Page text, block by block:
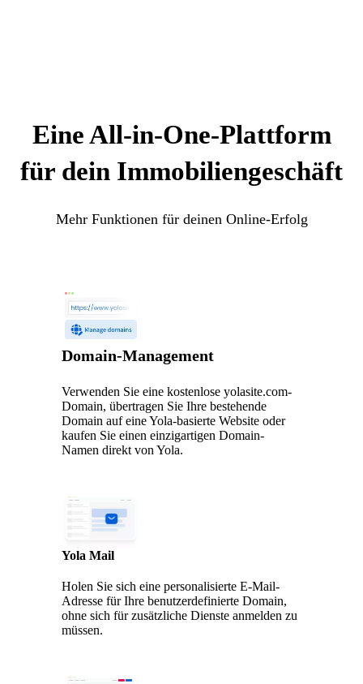
Eine All-in-One-Plattform
für dein Immobiliengeschäft
Mehr Funktionen für deinen Online-Erfolg
Domain-Management
Verwenden Sie eine kostenlose yolasite.com-
Domain, übertragen Sie Ihre bestehende
Domain auf eine Yola-basierte Website oder
kaufen Sie einen einzigartigen Domain-
Namen direkt von Yola.
Yola Mail
Holen Sie sich eine personalisierte E-Mail-
Adresse für Ihre benutzerdefinierte Domain,
ohne sich für zusätzliche Dienste anmelden zu
müssen.